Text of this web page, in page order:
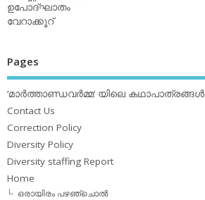
ഉപോദ്ഘാതം
വേറാക്കൂറ്
Pages
‘മാര്‍ത്താണ്ഡവര്‍മ്മ’ യിലെ കഥാപാത്രങ്ങള്‍
Contact Us
Correction Policy
Diversity Policy
Diversity staffing Report
Home
ഒരായിരം പഴഞ്ചൊല്‍